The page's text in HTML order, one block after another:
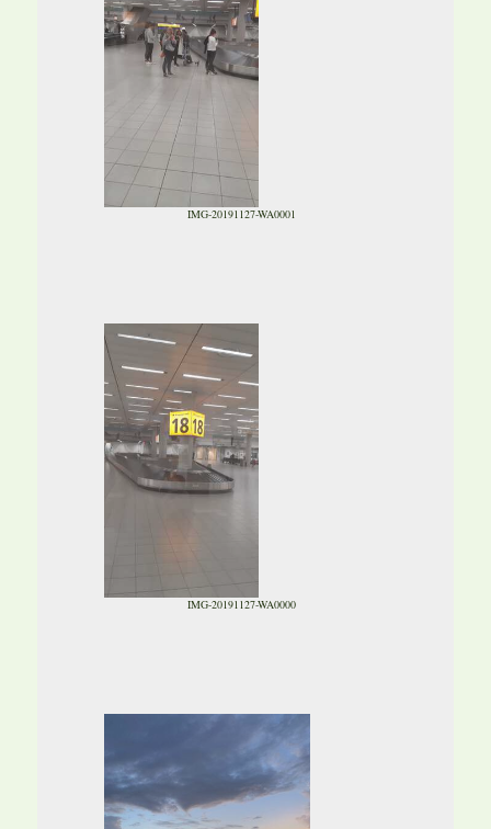
IMG-20191127-WA0001
IMG-20191127-WA0000